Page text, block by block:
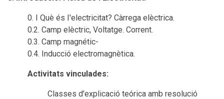
0. I Què és I'electricitat? Càrrega elèctrica.
0.2. Camp elèctric, Voltatge. Corrent.
0.3. Camp magnétic-
0.4. Inducció electromagnètica.
Activitats vinculades:
Classes d'explicació teórica amb resolució